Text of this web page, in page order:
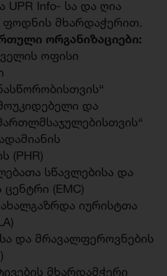
Info- სა და ღია
ფოდნის მხარდაჭერით.
ორგანიზაციები:
ოფისი
და
(PHR)
სწავლებისა და
(EMC)
იურისტთა
და მრავალფეროვნების
მხარდამჭერი